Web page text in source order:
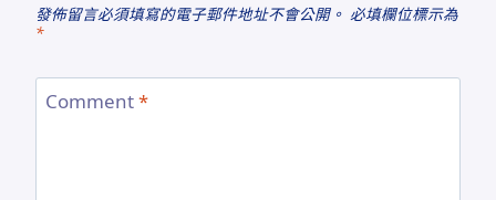
發佈留言必須填寫的電子郵件地址不會公開。 必填欄位標示為
*
Comment*